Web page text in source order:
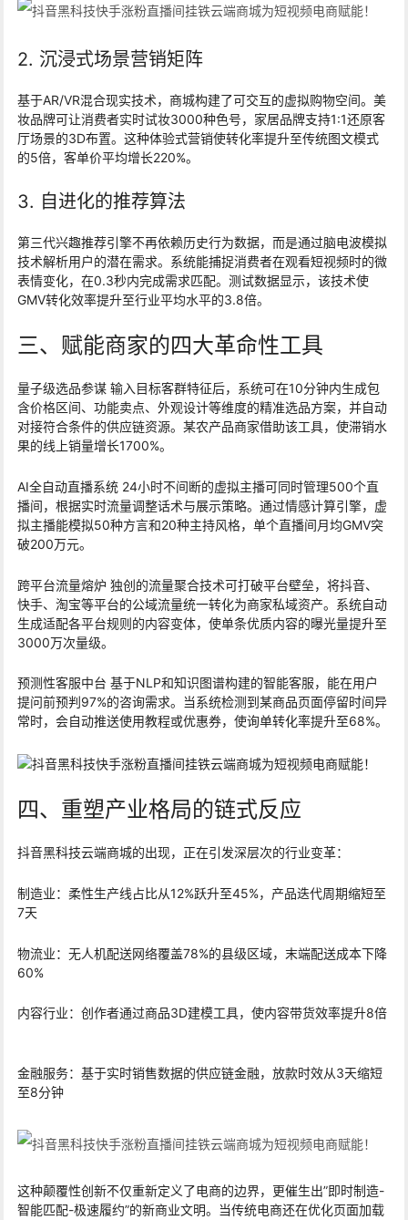
2. 沉浸式场景营销矩阵
基于AR/VR混合现实技术，商城构建了可交互的虚拟购物空间。美
妆品牌可让消费者实时试妆3000种色号，家居品牌支持1:1还原客
厅场景的3D布置。这种体验式营销使转化率提升至传统图文模式
的5倍，客单价平均增长220%。
3. 自进化的推荐算法
第三代兴趣推荐引擎不再依赖历史行为数据，而是通过脑电波模拟
技术解析用户的潜在需求。系统能捕捉消费者在观看短视频时的微
表情变化，在0.3秒内完成需求匹配。测试数据显示，该技术使
GMV转化效率提升至行业平均水平的3.8倍。
三、赋能商家的四大革命性工具
量子级选品参谋 输入目标客群特征后，系统可在10分钟内生成包
含价格区间、功能卖点、外观设计等维度的精准选品方案，并自动
对接符合条件的供应链资源。某农产品商家借助该工具，使滞销水
果的线上销量增长1700%。
AI全自动直播系统 24小时不间断的虚拟主播可同时管理500个直
播间，根据实时流量调整话术与展示策略。通过情感计算引擎，虚
拟主播能模拟50种方言和20种主持风格，单个直播间月均GMV突
破200万元。
跨平台流量熔炉 独创的流量聚合技术可打破平台壁垒，将抖音、
快手、淘宝等平台的公域流量统一转化为商家私域资产。系统自动
生成适配各平台规则的内容变体，使单条优质内容的曝光量提升至
3000万次量级。
预测性客服中台 基于NLP和知识图谱构建的智能客服，能在用户
提问前预判97%的咨询需求。当系统检测到某商品页面停留时间异
常时，会自动推送使用教程或优惠券，使询单转化率提升至68%。
四、重塑产业格局的链式反应
抖音黑科技云端商城的出现，正在引发深层次的行业变革：
制造业：柔性生产线占比从12%跃升至45%，产品迭代周期缩短至
7天
物流业：无人机配送网络覆盖78%的县级区域，末端配送成本下降
60%
内容行业：创作者通过商品3D建模工具，使内容带货效率提升8倍
金融服务：基于实时销售数据的供应链金融，放款时效从3天缩短
至8分钟
这种颠覆性创新不仅重新定义了电商的边界，更催生出”即时制造-
智能匹配-极速履约”的新商业文明。当传统电商还在优化页面加载